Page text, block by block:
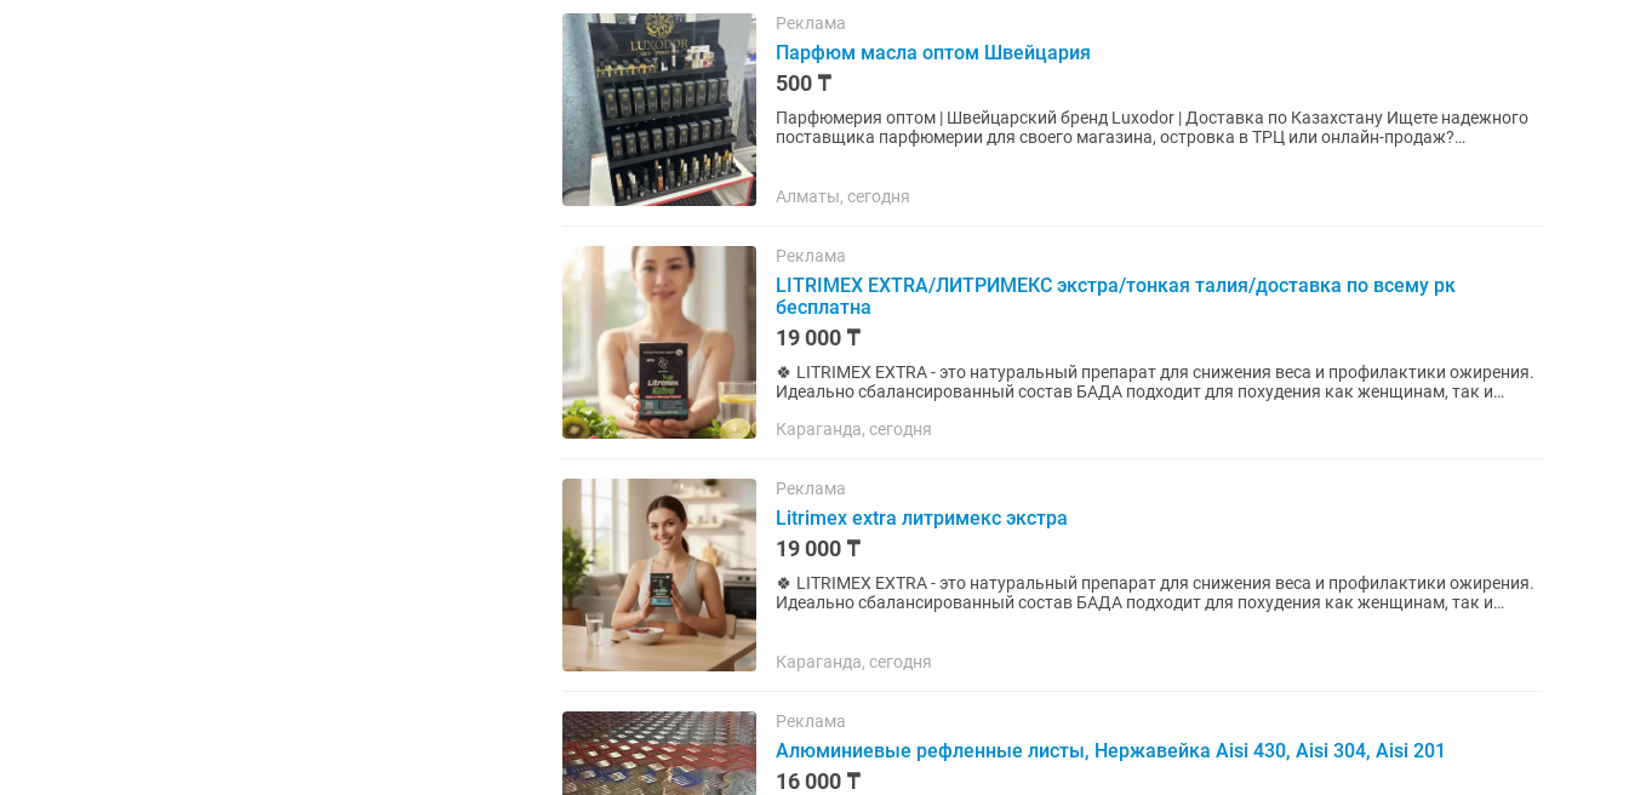
Реклама
Парфюм масла оптом Швейцария
500 ₸
Парфюмерия оптом | Швейцарский бренд Luxodor | Доставка по Казахстану Ищете надежного
поставщика парфюмерии для своего магазина, островка в ТРЦ или онлайн-продаж?
Алматы, сегодня
Реклама
LITRIMEX EXTRA/ЛИТРИМЕКС экстра/тонкая талия/доставка по всему рк
бесплатна
19 000 ₸
🍀 LITRIMEX EXTRA - это натуральный препарат для снижения веса и профилактики ожирения.
Идеально сбалансированный состав БАДА подходит для похудения как женщинам, так и
Караганда, сегодня
Реклама
Litrimex extra литримекс экстра
19 000 ₸
🍀 LITRIMEX EXTRA - это натуральный препарат для снижения веса и профилактики ожирения.
Идеально сбалансированный состав БАДА подходит для похудения как женщинам, так и
Караганда, сегодня
Реклама
Алюминиевые рефленные листы, Нержавейка Aisi 430, Aisi 304, Aisi 201
16 000 ₸